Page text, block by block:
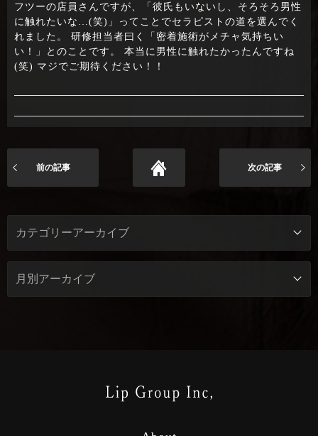
フツーの店員さんですが、「彼氏もいないし、そろそろ男性
に触れたいな…(笑)」ってことでセラピストの道を選んでく
れました。 研修担当者曰く「密着施術がメチャ気持ちい
い！」とのことです。 本当に男性に触れたかったんですね
(笑) マジでご期待ください！！
前の記事 次の記事